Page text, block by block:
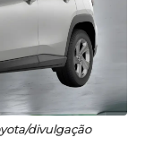
divulgação